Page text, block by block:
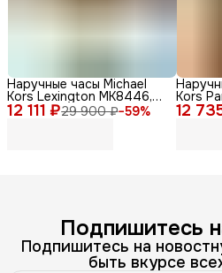
12 111 ₽29 900 ₽−59%
Наручные часы Michael
Kors Lexington MK8446,
мужские, кварцевый
механизм, золотые
12
Kors
Подпишитесь
Подпишитесь на
быть вкурсе